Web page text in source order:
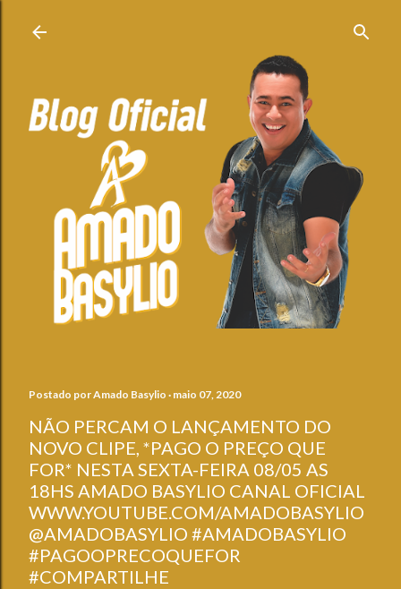
Postado porAmado Basylio maio 07, 2020
NÃO PERCAM O LANÇAMENTO DO
NOVO CLIPE, *PAGO O PREÇO QUE
FOR* NESTA SEXTA-FEIRA 08/05 AS
18HS AMADO BASYLIO CANAL OFICIAL
WWW.YOUTUBE.COM/AMADOBASYLIO
@AMADOBASYLIO #AMADOBASYLIO
#PAGOOPRECOQUEFOR
#COMPARTILHE